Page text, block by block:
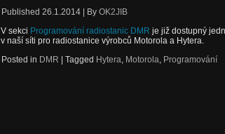
Published 26.1.2014 By OK2JIB
V sekci Programování radiostanic DMR je již dostupný
v naší síti pro radiostanice výrobců Motorola a Hytera.
Posted in DMR Tagged Hytera, Motorola, Programování